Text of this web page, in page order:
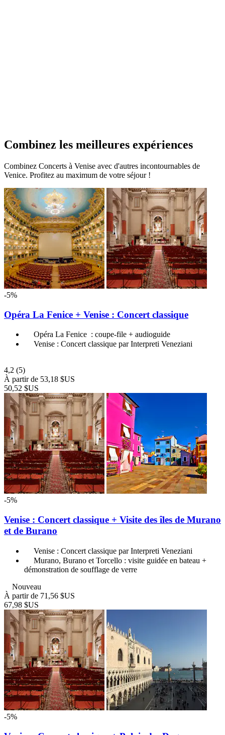
Combinez les meilleures expériences
Combinez Concerts à Venise avec d'autres incontournables de
Venice. Profitez au maximum de votre séjour !
-5%
Opéra La Fenice + Venise : Concert classique
Opéra La Fenice : coupe-file + audioguide
Venise : Concert classique par Interpreti Veneziani
4,2 (5)
À partir de 53,18 $US
50,52 $US
-5%
Venise : Concert classique + Visite des îles de Murano
et de Burano
Venise : Concert classique par Interpreti Veneziani
Murano, Burano et Torcello : visite guidée en bateau +
démonstration de soufflage de verre
Nouveau
À partir de 71,56 $US
67,98 $US
-5%